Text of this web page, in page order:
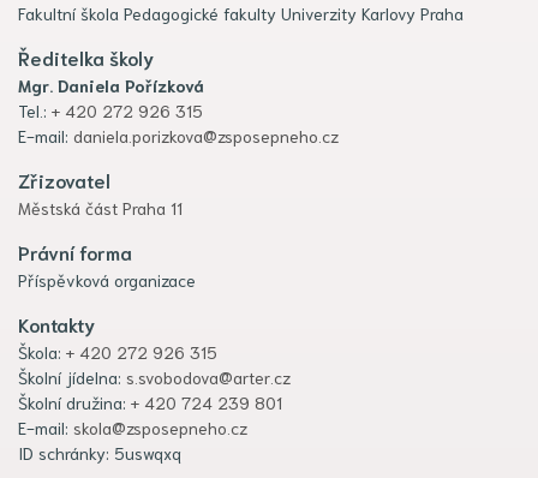
Fakultní škola Pedagogické fakulty Univerzity Karlovy Praha
Ředitelka školy
Mgr. Daniela Pořízková
Tel.: + 420 272 926 315
E-mail: daniela.porizkova@zsposepneho.cz
Zřizovatel
Městská část Praha 11
Právní forma
Příspěvková organizace
Kontakty
Škola: + 420 272 926 315
Školní jídelna: s.svobodova@arter.cz
Školní družina: + 420 724 239 801
E-mail: skola@zsposepneho.cz
ID schránky: 5uswqxq